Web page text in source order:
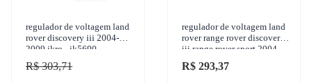
regulador de voltagem land
rover discovery iii 2004-
2009 ikro - ik5690
R$ 303,71
regulador de voltagem land
rover range rover discovery
iii range rover sport 2004-
2016 gauss - ga135
R$ 293,37